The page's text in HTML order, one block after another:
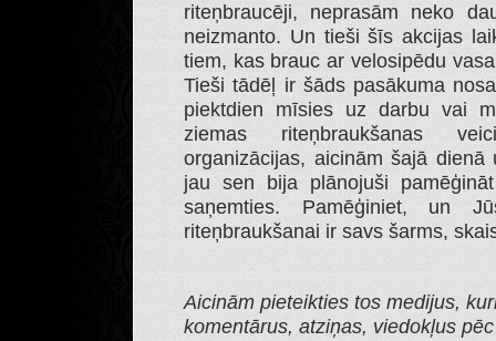
riteņbraucēji, neprasām neko
neizmanto. Un tieši šīs akcijas
tiem, kas brauc ar velosipēdu
Tieši tādēļ ir šāds pasākuma
piektdien mīsies uz darbu vai
ziemas riteņbraukšanas
organizācijas, aicinām šajā
jau sen bija plānojuši
saņemties. Pamēģiniet, un
riteņbraukšanai ir savs šarms,
Aicinām pieteikties tos medijus,
komentārus, atziņas, viedokļus